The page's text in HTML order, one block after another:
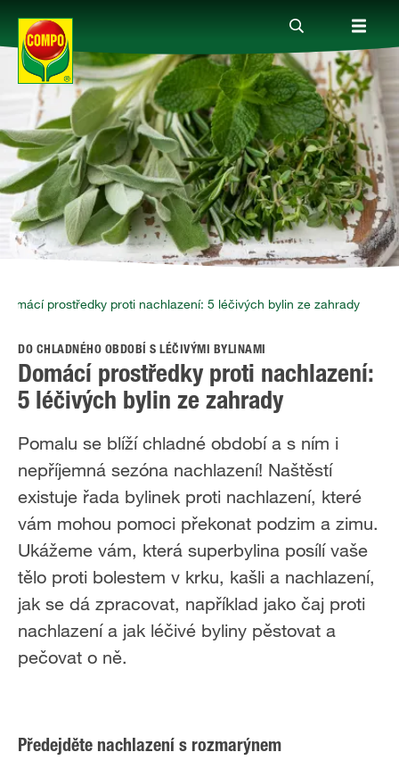
Produkty
Rady a tipy
Témata
Kde koupit
Společnost
Domácí prostředky proti nachlazení: 5 léčivých bylin ze zahrady
DO CHLADNÉHO OBDOBÍ S LÉČIVÝMI BYLINAMI
Domácí prostředky proti nachlazení:
5 léčivých bylin ze zahrady
Pomalu se blíží chladné období a s ním i
nepříjemná sezóna nachlazení! Naštěstí
existuje řada bylinek proti nachlazení, které
vám mohou pomoci překonat podzim a zimu.
Ukážeme vám, která superbylina posílí vaše
tělo proti bolestem v krku, kašli a nachlazení,
jak se dá zpracovat, například jako čaj proti
nachlazení a jak léčivé byliny pěstovat a
pečovat o ně.
Předejděte nachlazení s rozmarýnem